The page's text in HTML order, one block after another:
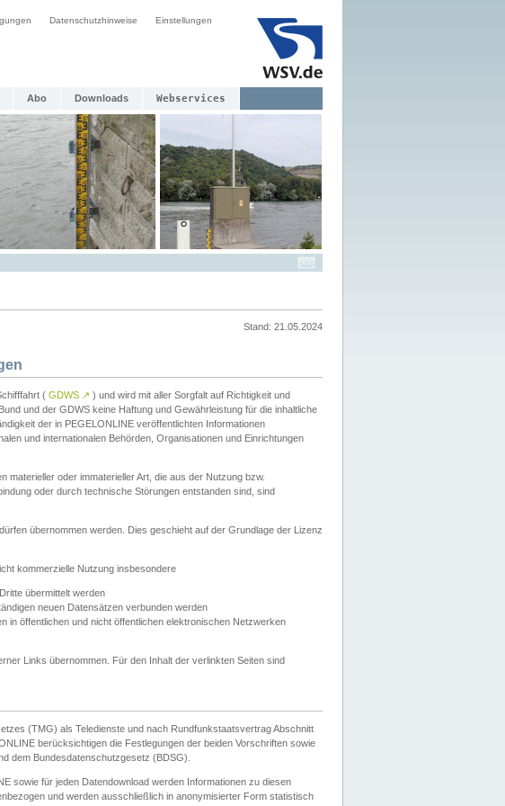
Datenschutzhinweise Einstellungen
Abo Downloads Webservices
Stand: 21.05.2024
( GDWS ↗ ) und wird mit aller Sorgfalt auf Richtigkeit und
und der GDWS keine Haftung und Gewährleistung für die inhaltliche
der in PEGELONLINE veröffentlichten Informationen
und internationalen Behörden, Organisationen und Einrichtungen
oder immaterieller Art, die aus der Nutzung bzw.
oder durch technische Störungen entstanden sind, sind
übernommen werden. Dies geschieht auf der Grundlage der Lizenz
kommerzielle Nutzung insbesondere
übermittelt werden
neuen Datensätzen verbunden werden
in öffentlichen und nicht öffentlichen elektronischen Netzwerken
Links übernommen. Für den Inhalt der verlinkten Seiten sind
(TMG) als Teledienste und nach Rundfunkstaatsvertrag Abschnitt
berücksichtigen die Festlegungen der beiden Vorschriften sowie
dem Bundesdatenschutzgesetz (BDSG).
sowie für jeden Datendownload werden Informationen zu diesen
und werden ausschließlich in anonymisierter Form statistisch